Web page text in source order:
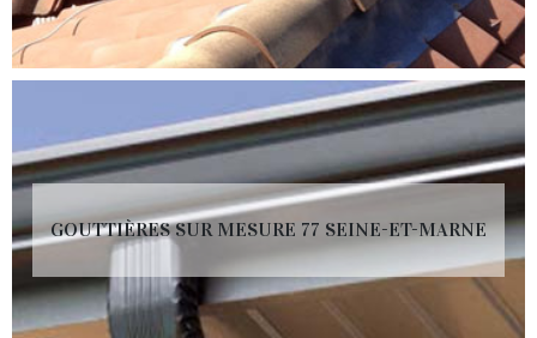
GOUTTIÈRES SUR MESURE 77 SEINE-ET-MARNE